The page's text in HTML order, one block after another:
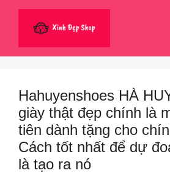
dung
Hahuyenshoes HÀ
giày thật đẹp chính là
tiên dành tặng cho
Cách tốt nhất để dự
là tạo ra nó